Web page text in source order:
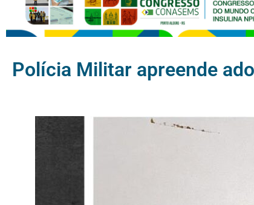
Polícia Militar apreende